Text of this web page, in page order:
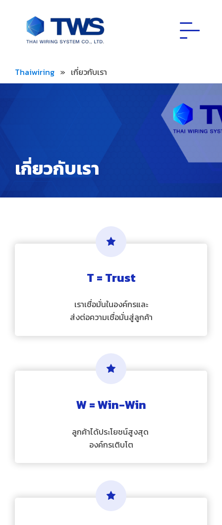
Thaiwiring » เกี่ยวกับเรา
เกี่ยวกับเรา
T = Trust
เราเชื่อมั่นในองค์กรและ
ส่งต่อความเชื่อมั่นสู่ลูกค้า
W = Win-Win
ลูกค้าได้ประโยชน์สูงสุด
องค์กรเติบโต